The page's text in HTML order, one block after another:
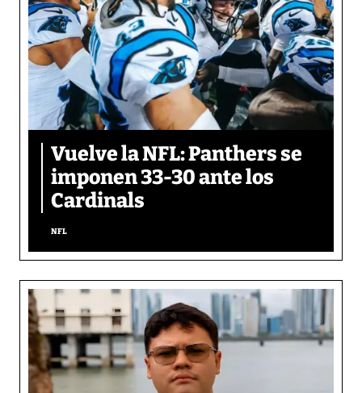
Vuelve la NFL: Panthers se
imponen 33-30 ante los
Cardinals
NFL